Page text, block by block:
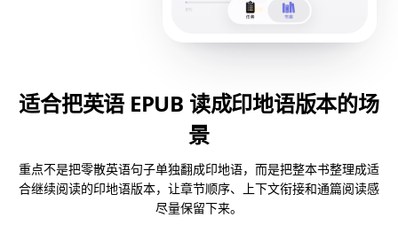
适合把英语 EPUB 读成印地语版本的场
景
重点不是把零散英语句子单独翻成印地语，而是把整本书整理成适
合继续阅读的印地语版本，让章节顺序、上下文衔接和通篇阅读感
尽量保留下来。